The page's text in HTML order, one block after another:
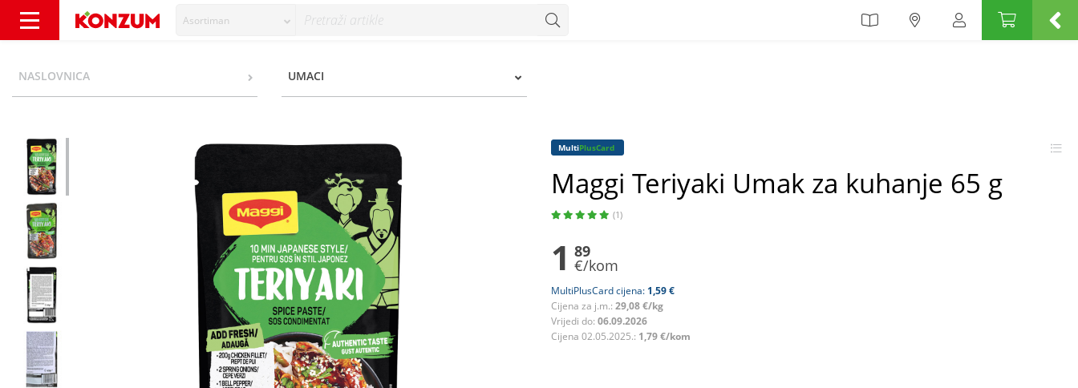
Asortiman
NASLOVNICA UMACI
MultiPlusCard
Maggi Teriyaki Umak za kuhanje 65 g
(1)
1 89
€/kom
MultiPlusCard cijena: 1,59 €
Cijena za j.m.: 29,08 €/kg
Vrijedi do: 06.09.2026
Cijena 02.05.2025.: 1,79 €/kom